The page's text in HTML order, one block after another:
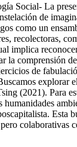
Social- La
de
como un
recolectoras,
implica
la comprensión
de
(2021). Para
Esta
colaborativas